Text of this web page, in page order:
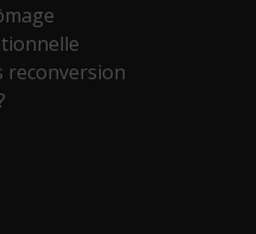
reconversion